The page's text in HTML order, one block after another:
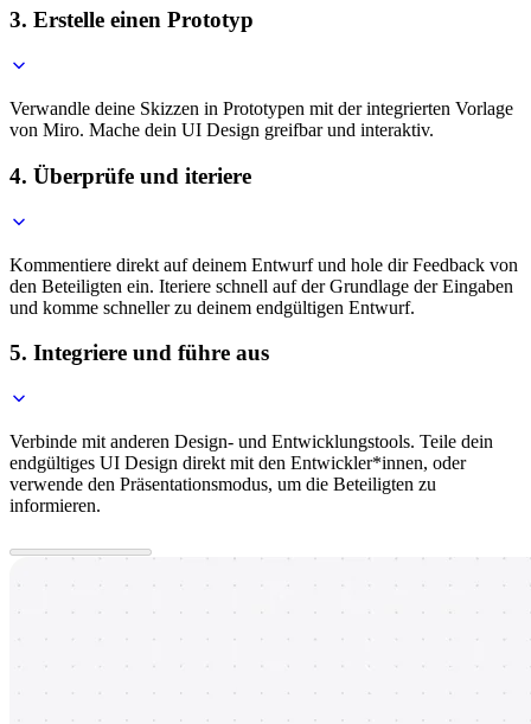
3. Erstelle einen Prototyp
Verwandle deine Skizzen in Prototypen mit der integrierten Vorlage
von Miro. Mache dein UI Design greifbar und interaktiv.
4. Überprüfe und iteriere
Kommentiere direkt auf deinem Entwurf und hole dir Feedback von
den Beteiligten ein. Iteriere schnell auf der Grundlage der Eingaben
und komme schneller zu deinem endgültigen Entwurf.
5. Integriere und führe aus
Verbinde mit anderen Design- und Entwicklungstools. Teile dein
endgültiges UI Design direkt mit den Entwickler*innen, oder
verwende den Präsentationsmodus, um die Beteiligten zu
informieren.